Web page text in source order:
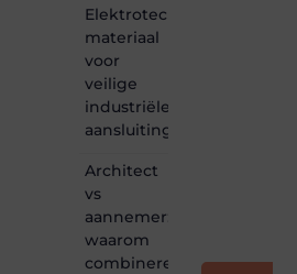
Elektrotechnisch
materiaal
voor
veilige
industriële
aansluitingen
Architect
vs
aannemer:
waarom
combineren